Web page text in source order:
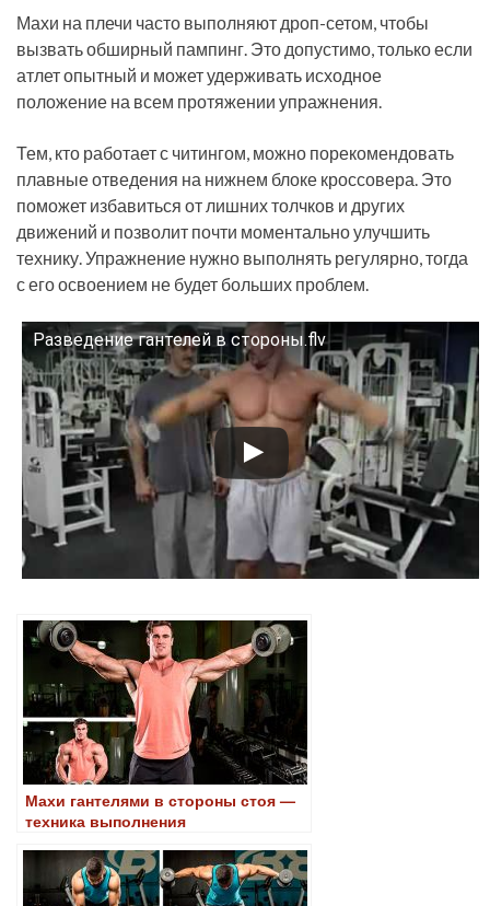
Махи на плечи часто выполняют дроп-сетом, чтобы
вызвать обширный пампинг. Это допустимо, только если
атлет опытный и может удерживать исходное
положение на всем протяжении упражнения.
Тем, кто работает с читингом, можно порекомендовать
плавные отведения на нижнем блоке кроссовера. Это
поможет избавиться от лишних толчков и других
движений и позволит почти моментально улучшить
технику. Упражнение нужно выполнять регулярно, тогда
с его освоением не будет больших проблем.
Разведение гантелей в стороны.flv
Смотрите это видео на YouTube
Махи гантелями в стороны стоя —
техника выполнения